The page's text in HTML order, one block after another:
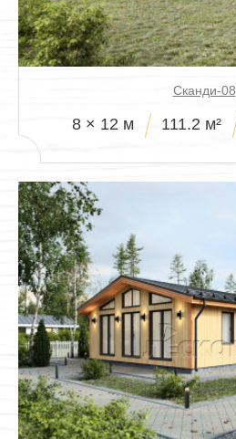
Сканди-08
8 × 12 м 111.2 м²